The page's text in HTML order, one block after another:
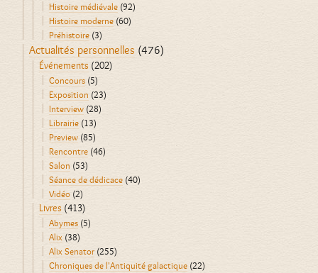
Histoire médiévale (92)
Histoire moderne (60)
Préhistoire (3)
Actualités personnelles (476)
Événements (202)
Concours (5)
Exposition (23)
Interview (28)
Librairie (13)
Preview (85)
Rencontre (46)
Salon (53)
Séance de dédicace (40)
Vidéo (2)
Livres (413)
Abymes (5)
Alix (38)
Alix Senator (255)
Chroniques de l'Antiquité galactique (22)